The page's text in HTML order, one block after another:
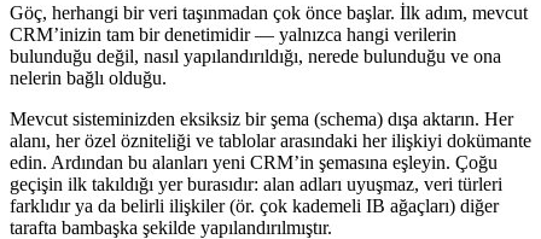
Göç, herhangi bir veri taşınmadan çok önce başlar. İlk adım, mevcut
CRM’inizin tam bir denetimidir — yalnızca hangi verilerin
bulunduğu değil, nasıl yapılandırıldığı, nerede bulunduğu ve ona
nelerin bağlı olduğu.
Mevcut sisteminizden eksiksiz bir şema (schema) dışa aktarın. Her
alanı, her özel özniteliği ve tablolar arasındaki her ilişkiyi dokümante
edin. Ardından bu alanları yeni CRM’in şemasına eşleyin. Çoğu
geçişin ilk takıldığı yer burasıdır: alan adları uyuşmaz, veri türleri
farklıdır ya da belirli ilişkiler (ör. çok kademeli IB ağaçları) diğer
tarafta bambaşka şekilde yapılandırılmıştır.